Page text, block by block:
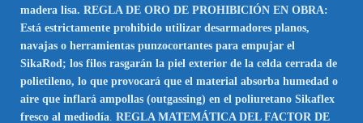
madera lisa. REGLA DE ORO DE PROHIBICIÓN EN OBRA:
Está estrictamente prohibido utilizar desarmadores planos,
navajas o herramientas punzocortantes para empujar el
SikaRod; los filos rasgarán la piel exterior de la celda cerrada de
polietileno, lo que provocará que el material absorba humedad o
aire que inflará ampollas (outgassing) en el poliuretano Sikaflex
fresco al mediodía. REGLA MATEMÁTICA DEL FACTOR DE